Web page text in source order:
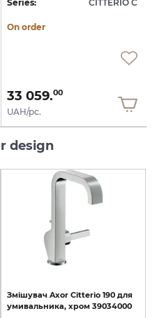
Series: CITTERIO C
On order
33 059.00
UAH/pc.
design
Змішувач Axor Citterio 190 для
умивальника, хром 39034000